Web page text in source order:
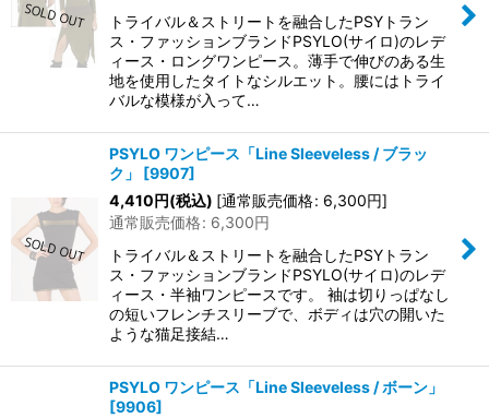
トライバル＆ストリートを融合したPSYトラン
ス・ファッションブランドPSYLO(サイロ)のレデ
ィース・ロングワンピース。薄手で伸びのある生
地を使用したタイトなシルエット。腰にはトライ
バルな模様が入って…
PSYLO ワンピース「Line Sleeveless / ブラッ
ク」
[9907]
4,410円(税込) [通常販売価格: 6,300円]
通常販売価格: 6,300円
トライバル＆ストリートを融合したPSYトラン
ス・ファッションブランドPSYLO(サイロ)のレデ
ィース・半袖ワンピースです。 袖は切りっぱなし
の短いフレンチスリーブで、ボディは穴の開いた
ような猫足接結…
PSYLO ワンピース「Line Sleeveless / ボーン」
[9906]